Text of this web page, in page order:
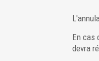
En cas
devra